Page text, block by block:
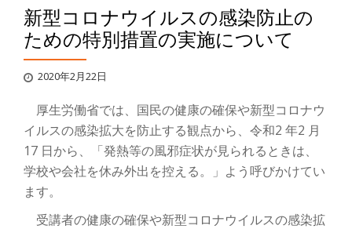
シ
ョ
ン
を
新型コロナウイルスの感染防止の
ための特別措置の実施について
2020年2月22日
厚生労働省では、国民の健康の確保や新型コロナウ
イルスの感染拡大を防止する観点から、令和2 年2 月
17 日から、「発熱等の風邪症状が見られるときは、
学校や会社を休み外出を控える。」よう呼びかけてい
ます。
受講者の健康の確保や新型コロナウイルスの感染拡